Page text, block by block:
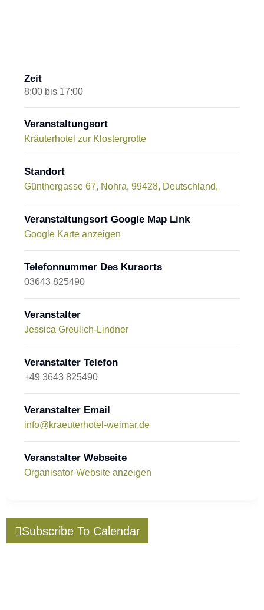
Zeit
8:00 bis 17:00
Veranstaltungsort
Kräuterhotel zur Klostergrotte
Standort
Günthergasse 67, Nohra, 99428, Deutschland,
Veranstaltungsort Google Map Link
Google Karte anzeigen
Telefonnummer Des Kursorts
03643 825490
Veranstalter
Jessica Greulich-Lindner
Veranstalter Telefon
+49 3643 825490
Veranstalter Email
info@kraeuterhotel-weimar.de
Veranstalter Webseite
Organisator-Website anzeigen
Subscribe To Calendar